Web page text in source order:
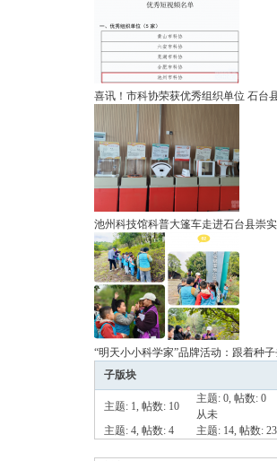
喜讯！​市科协荣获优秀组织单位 石台
池州科技馆科普大篷车走进石台县崇
“明天小小科学家”品牌活动：跟着种子
子版块
主题: 1, 帖数: 10
主题: 0, 帖数: 0
从未
主题: 4, 帖数: 4 主题: 14, 帖数: 23